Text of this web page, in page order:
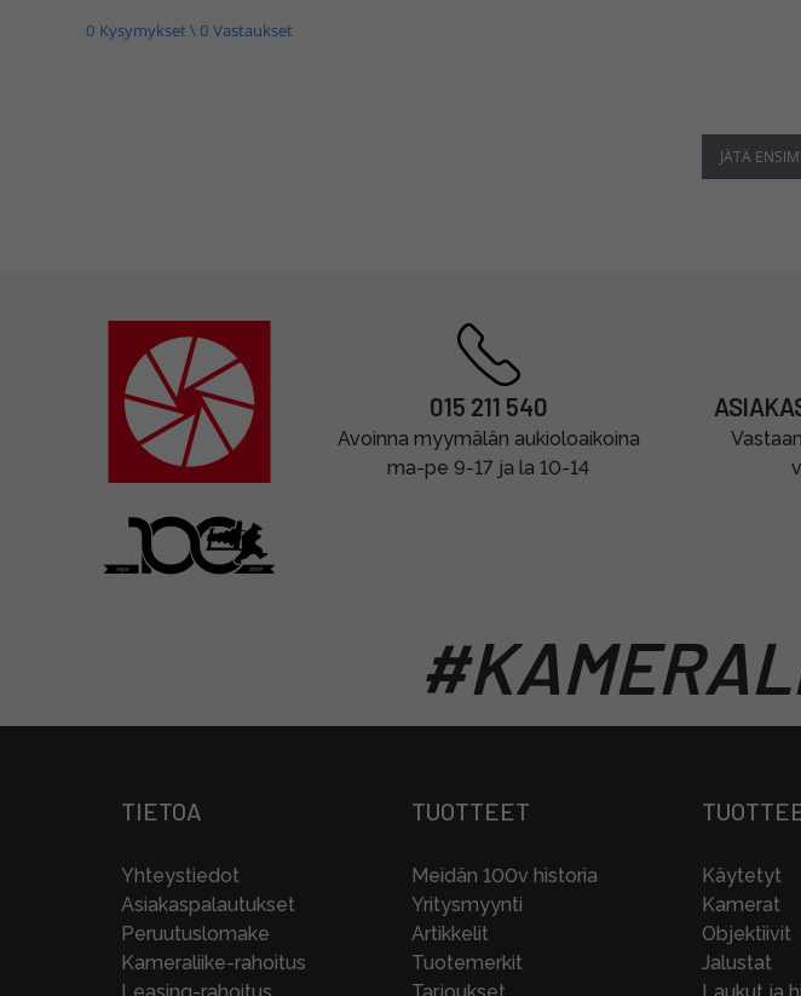
0 Kysymykset \ 0 Vastaukset
JÄTÄ
015 211 540
Avoinna myymälän aukioloaikoina
ma-pe 9-17 ja la 10-14
TIETOA
Yhteystiedot
Asiakaspalautukset
Peruutuslomake
Kameraliike-rahoitus
TUOTTEET
Meidän 100v historia
Yritysmyynti
Artikkelit
Tuotemerkit
Käytetyt
Kamerat
Objektiivit
Jalustat